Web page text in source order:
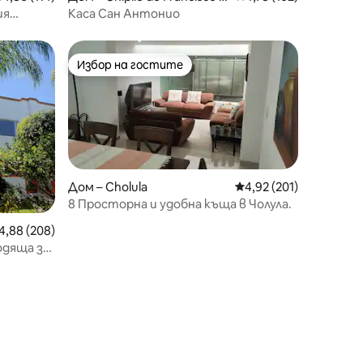
avier Mina
Каса Сан Антонио
оценка: 4,88 от 5, 208 отзива
(208)
за
Избор на гостите
Избор на гостите
Дом – Cholula Средна оценка: 4,92
4,92 (201)
8 Просторна и удобна къща в Чолула.